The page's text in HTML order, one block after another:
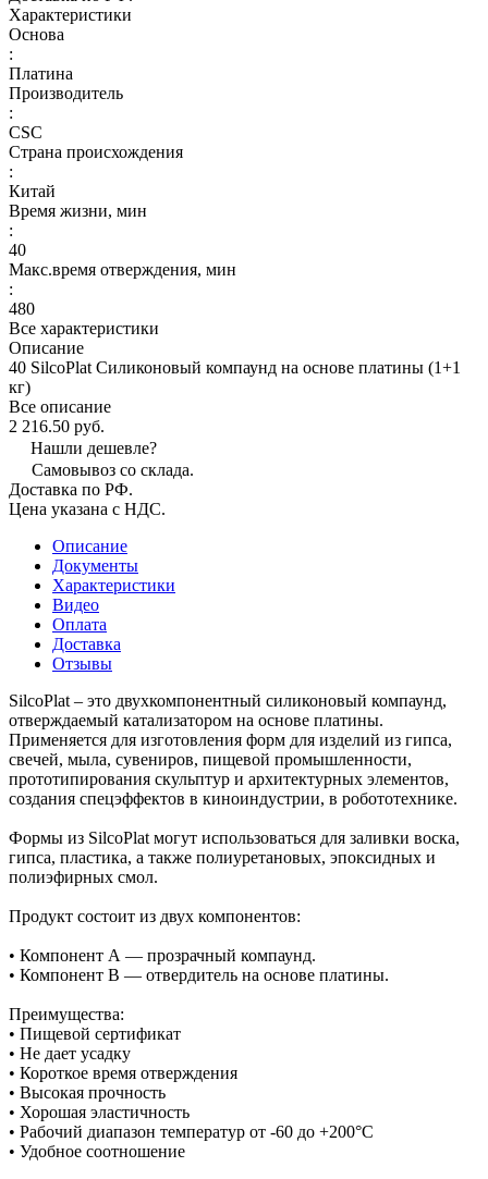
Характеристики
Основа
:
Платина
Производитель
:
CSC
Страна происхождения
:
Китай
Время жизни, мин
:
40
Макс.время отверждения, мин
:
480
Все характеристики
Описание
40 SilcoPlat Силиконовый компаунд на основе платины (1+1
кг)
Все описание
2 216.50 руб.
Нашли дешевле?
Самовывоз со склада.
Доставка по РФ.
Цена указана с НДС.
Описание
Документы
Характеристики
Видео
Оплата
Доставка
Отзывы
SilcoPlat – это двухкомпонентный силиконовый компаунд,
отверждаемый катализатором на основе платины.
Применяется для изготовления форм для изделий из гипса,
свечей, мыла, сувениров, пищевой промышленности,
прототипирования скульптур и архитектурных элементов,
создания спецэффектов в киноиндустрии, в робототехнике.
Формы из SilcoPlat могут использоваться для заливки воска,
гипса, пластика, а также полиуретановых, эпоксидных и
полиэфирных смол.
Продукт состоит из двух компонентов:
• Компонент А — прозрачный компаунд.
• Компонент В — отвердитель на основе платины.
Преимущества:
• Пищевой сертификат
• Не дает усадку
• Короткое время отверждения
• Высокая прочность
• Хорошая эластичность
• Рабочий диапазон температур от -60 до +200°С
• Удобное соотношение